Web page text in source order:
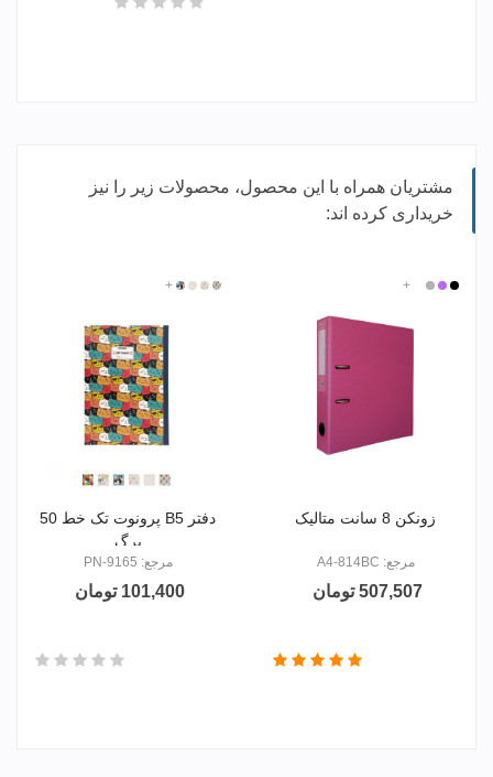
مشتریان همراه با این محصول، محصولات زیر را نیز
خریداری کرده اند:
مشکی
بنفشنقره سفید
+
زونکن 8 سانت متالیک
مرجع: A4-814BC
507,507 تومان
916501
916502
916503
916505
+
دفتر B5 پرونوت تک خط 50
برگ
مرجع: PN-9165
101,400 تومان